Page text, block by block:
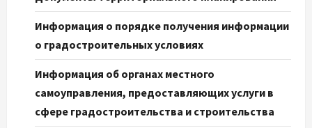
Информация о порядке получения информации
о градостроительных условиях
Информация об органах местного
самоуправления, предоставляющих услуги в
сфере градостроительства и строительства